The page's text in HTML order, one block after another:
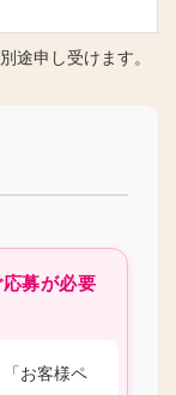
途申し受けます。
募が必要
お客様ペ